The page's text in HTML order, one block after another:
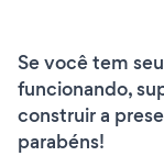
Se você tem
funcionando,
construir a
parabéns!